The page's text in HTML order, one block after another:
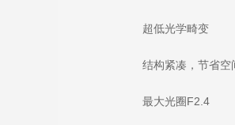
超低光学畸变
结构紧凑，节省空
最大光圈F2.4